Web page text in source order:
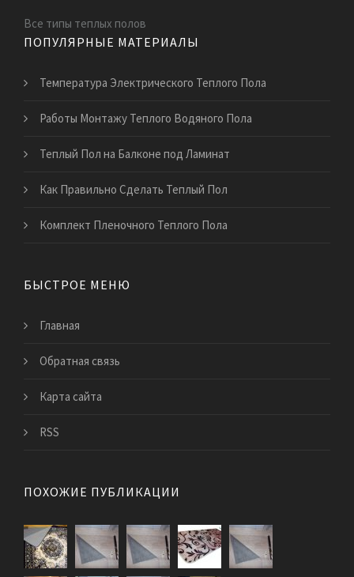
Все типы теплых полов
ПОПУЛЯРНЫЕ МАТЕРИАЛЫ
Температура Электрического Теплого Пола
Работы Монтажу Теплого Водяного Пола
Теплый Пол на Балконе под Ламинат
Как Правильно Сделать Теплый Пол
Комплект Пленочного Теплого Пола
БЫСТРОЕ МЕНЮ
Главная
Обратная связь
Карта сайта
RSS
ПОХОЖИЕ ПУБЛИКАЦИИ